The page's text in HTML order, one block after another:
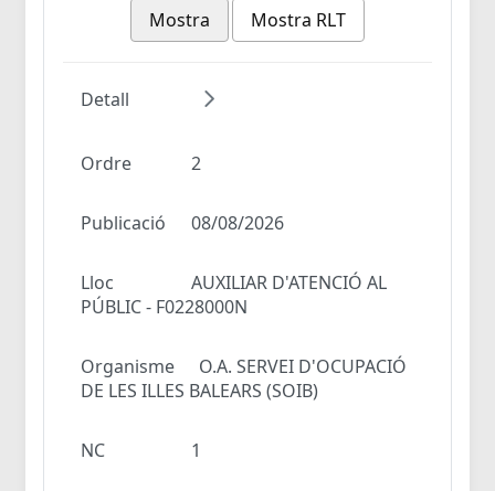
Mostra
Mostra RLT
Detall
Ordre 2
Publicació 08/08/2026
Lloc
AUXILIAR D'ATENCIÓ AL
PÚBLIC - F0228000N
Organisme
O.A. SERVEI D'OCUPACIÓ
DE LES ILLES BALEARS (SOIB)
NC 1